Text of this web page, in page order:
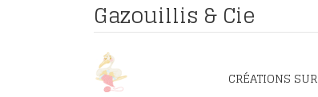
Gazouillis & Cie
CRÉATIONS